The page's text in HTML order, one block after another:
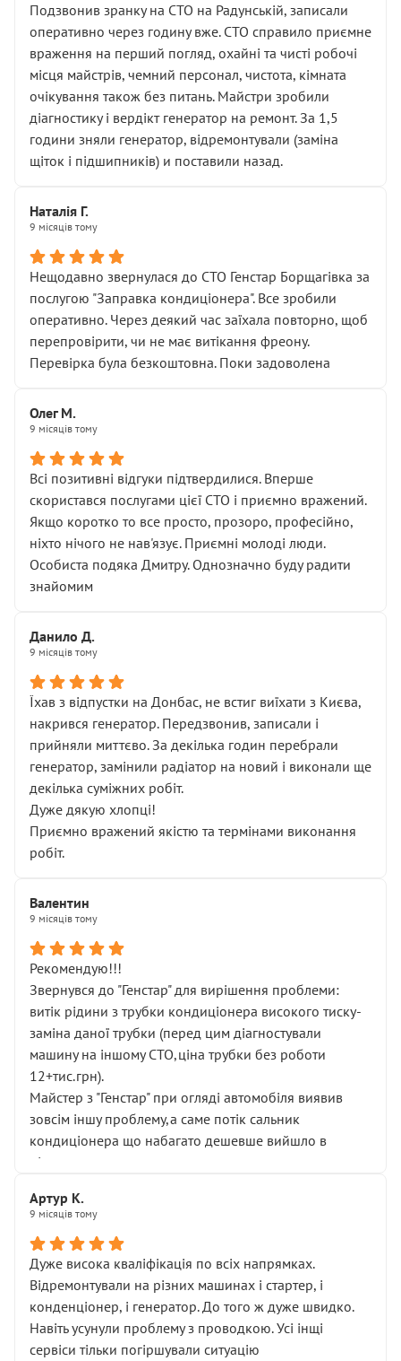
Подзвонив зранку на СТО на Радунській, записали
оперативно через годину вже. СТО справило приємне
враження на перший погляд, охайні та чисті робочі
місця майстрів, чемний персонал, чистота, кімната
очікування також без питань. Майстри зробили
діагностику і вердікт генератор на ремонт. За 1,5
години зняли генератор, відремонтували (заміна
щіток і підшипників) и поставили назад.
Наталія Г.
9 місяців тому
Нещодавно звернулася до СТО Генстар Борщагівка за
послугою "Заправка кондиціонера". Все зробили
оперативно. Через деякий час заїхала повторно, щоб
перепровірити, чи не має витікання фреону.
Перевірка була безкоштовна. Поки задоволена
Олег М.
9 місяців тому
Всі позитивні відгуки підтвердилися. Вперше
скористався послугами цієї СТО і приємно вражений.
Якщо коротко то все просто, прозоро, професійно,
ніхто нічого не нав'язує. Приємні молоді люди.
Особиста подяка Дмитру. Однозначно буду радити
знайомим
Данило Д.
9 місяців тому
Їхав з відпустки на Донбас, не встиг виїхати з Києва,
накрився генератор. Передзвонив, записали і
прийняли миттєво. За декілька годин перебрали
генератор, замінили радіатор на новий і виконали ще
декілька суміжних робіт.
Дуже дякую хлопці!
Приємно вражений якістю та термінами виконання
робіт.
Валентин
9 місяців тому
Рекомендую!!!
Звернувся до "Генстар" для вирішення проблеми:
витік рідини з трубки кондиціонера високого тиску-
заміна даної трубки (перед цим діагностували
машину на іншому СТО,ціна трубки без роботи
12+тис.грн).
Майстер з "Генстар" при огляді автомобіля виявив
зовсім іншу проблему,а саме потік сальник
кондиціонера що набагато дешевше вийшло в
підсумку.
Артур К.
9 місяців тому
Дуже висока кваліфікація по всіх напрямках.
Відремонтували на різних машинах і стартер, і
конденціонер, і генератор. До того ж дуже швидко.
Навіть усунули проблему з проводкою. Усі інщі
сервіси тільки погіршували ситуацію